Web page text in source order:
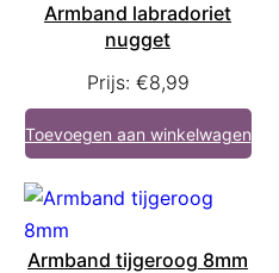
Armband labradoriet
nugget
Prijs: €8,99
Toevoegen aan winkelwagen
Armband tijgeroog 8mm